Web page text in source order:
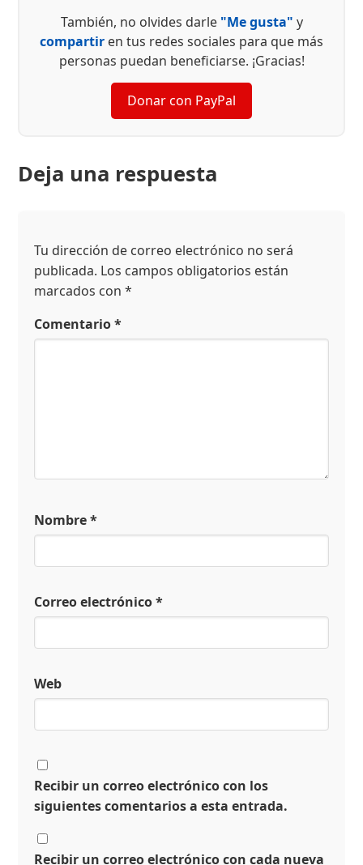
También, no olvides darle "Me gusta" y
compartir en tus redes sociales para que más
personas puedan beneficiarse. ¡Gracias!
Donar con PayPal
Deja una respuesta
Tu dirección de correo electrónico no será
publicada. Los campos obligatorios están
marcados con*
Comentario*
Nombre*
Correo electrónico*
Web
Recibir un correo electrónico con los
siguientes comentarios a esta entrada.
Recibir un correo electrónico con cada nueva